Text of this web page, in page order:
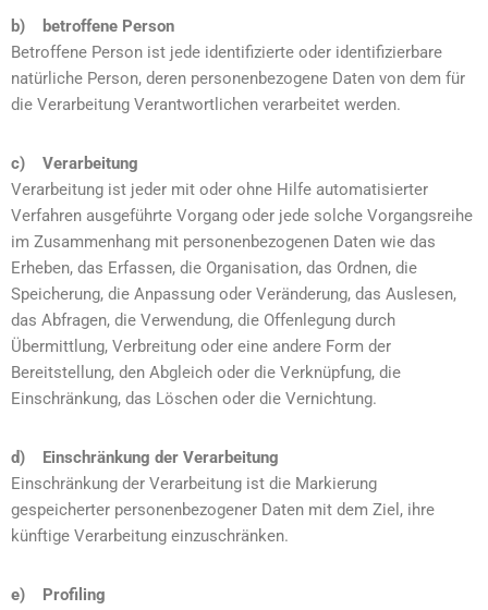
b) betroffene Person
Betroffene Person ist jede identifizierte oder identifizierbare
natürliche Person, deren personenbezogene Daten von dem für
die Verarbeitung Verantwortlichen verarbeitet werden.
c) Verarbeitung
Verarbeitung ist jeder mit oder ohne Hilfe automatisierter
Verfahren ausgeführte Vorgang oder jede solche Vorgangsreihe
im Zusammenhang mit personenbezogenen Daten wie das
Erheben, das Erfassen, die Organisation, das Ordnen, die
Speicherung, die Anpassung oder Veränderung, das Auslesen,
das Abfragen, die Verwendung, die Offenlegung durch
Übermittlung, Verbreitung oder eine andere Form der
Bereitstellung, den Abgleich oder die Verknüpfung, die
Einschränkung, das Löschen oder die Vernichtung.
d) Einschränkung der Verarbeitung
Einschränkung der Verarbeitung ist die Markierung
gespeicherter personenbezogener Daten mit dem Ziel, ihre
künftige Verarbeitung einzuschränken.
e) Profiling